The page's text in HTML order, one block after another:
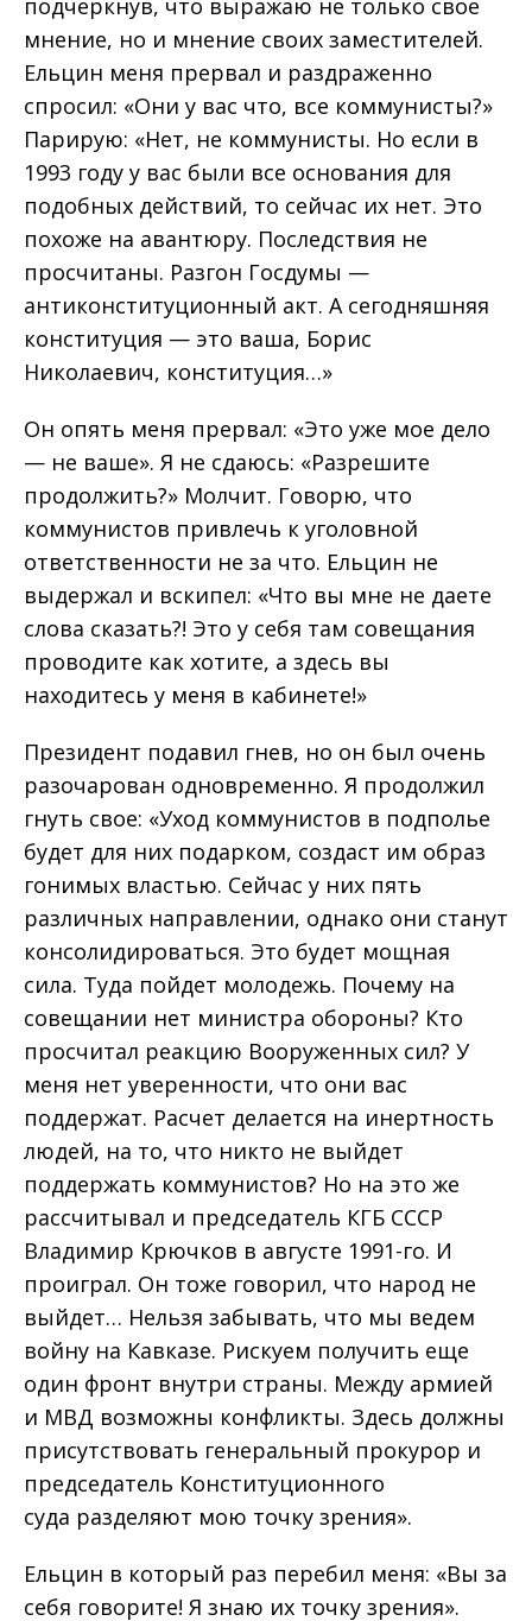
подчеркнув, что выражаю не только свое
мнение, но и мнение своих заместителей.
Ельцин меня прервал и раздраженно
спросил: «Они у вас что, все коммунисты?»
Парирую: «Нет, не коммунисты. Но если в
1993 году у вас были все основания для
подобных действий, то сейчас их нет. Это
похоже на авантюру. Последствия не
просчитаны. Разгон Госдумы —
антиконституционный акт. А сегодняшняя
конституция — это ваша, Борис
Николаевич, конституция…»
Он опять меня прервал: «Это уже мое дело
— не ваше». Я не сдаюсь: «Разрешите
продолжить?» Молчит. Говорю, что
коммунистов привлечь к уголовной
ответственности не за что. Ельцин не
выдержал и вскипел: «Что вы мне не даете
слова сказать?! Это у себя там совещания
проводите как хотите, а здесь вы
находитесь у меня в кабинете!»
Президент подавил гнев, но он был очень
разочарован одновременно. Я продолжил
гнуть свое: «Уход коммунистов в подполье
будет для них подарком, создаст им образ
гонимых властью. Сейчас у них пять
различных направлении, однако они станут
консолидироваться. Это будет мощная
сила. Туда пойдет молодежь. Почему на
совещании нет министра обороны? Кто
просчитал реакцию Вооруженных сил? У
меня нет уверенности, что они вас
поддержат. Расчет делается на инертность
людей, на то, что никто не выйдет
поддержать коммунистов? Но на это же
рассчитывал и председатель КГБ СССР
Владимир Крючков в августе 1991-го. И
проиграл. Он тоже говорил, что народ не
выйдет… Нельзя забывать, что мы ведем
войну на Кавказе. Рискуем получить еще
один фронт внутри страны. Между армией
и МВД возможны конфликты. Здесь должны
присутствовать генеральный прокурор и
председатель Конституционного
суда разделяют мою точку зрения».
Ельцин в который раз перебил меня: «Вы за
себя говорите! Я знаю их точку зрения».